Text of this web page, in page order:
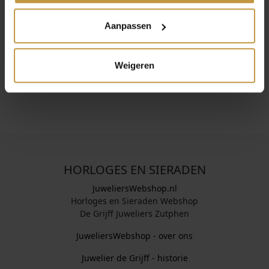
Aanpassen
Weigeren
Coeur de Lion maakt kleurrijke, handgemaakte sieraden
met een moderne twist. Elk stuk straalt vrolijkheid,
elegantie en kwaliteit uit. Perfect om je outfit te laten
stralen. Handgemaakt in Duitsland met liefde voor
design.
HORLOGES EN SIERADEN
JuweliersWebshop.nl
Horloges en Sieraden Webshop
De Grijff Juweliers Zutphen
JuweliersWebshop - over ons
Juwelier de Grijff - historie